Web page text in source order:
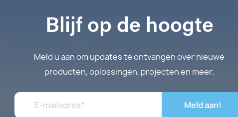
Blijf op de hoogte
Meld u aan om updates te ontvangen over nieuwe
producten, oplossingen, projecten en meer.
Meld aan!